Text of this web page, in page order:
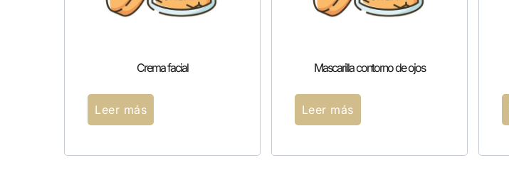
Crema facial
Leer más
Mascarilla contorno de ojos
Leer más